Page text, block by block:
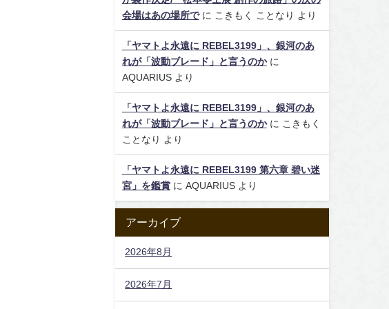
会場はあの場所でに こきもく ことなり より
「ヤマトよ永遠に REBEL3199」、銀河のあ
れが「波動ブレード」と言うのかに
AQUARIUSより
「ヤマトよ永遠に REBEL3199」、銀河のあ
れが「波動ブレード」と言うのかに
こきもく
ことなり
より
「ヤマトよ永遠に REBEL3199 第六章 碧い迷
宮」を鑑賞に AQUARIUSより
アーカイブ
2026年8月
2026年7月